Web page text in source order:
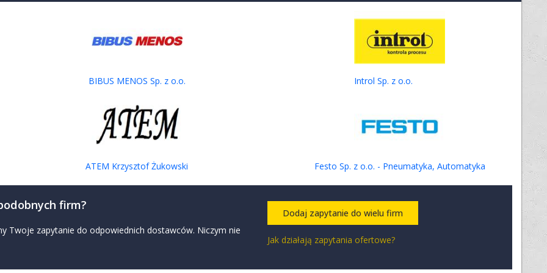
montowany bezpośrednio na przetworniku
LCD dla przemysłu spożywczego i
LCD dla przemysłu spożywczego i
BIBUS MENOS Sp. z o.o. Introl Sp. z o.o.
ATEM Krzysztof Żukowski Festo Sp. z o.o. - Pneumatyka, Automatyka
firm?
Twoje zapytanie do odpowiednich dostawców. Niczym nie
Dodaj zapytanie do wielu firm
Jak działają zapytania ofertowe?